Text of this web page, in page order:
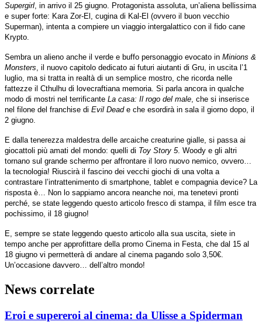
Supergirl, in arrivo il 25 giugno. Protagonista assoluta, un’aliena bellissima
e super forte: Kara Zor-El, cugina di Kal-El (ovvero il buon vecchio
Superman), intenta a compiere un viaggio intergalattico con il fido cane
Krypto.
Sembra un alieno anche il verde e buffo personaggio evocato in Minions &
Monsters, il nuovo capitolo dedicato ai futuri aiutanti di Gru, in uscita l’1
luglio, ma si tratta in realtà di un semplice mostro, che ricorda nelle
fattezze il Cthulhu di lovecraftiana memoria. Si parla ancora in qualche
modo di mostri nel terrificante La casa: Il rogo del male, che si inserisce
nel filone del franchise di Evil Deade che esordirà in sala il giorno dopo, il
2 giugno.
E dalla tenerezza maldestra delle arcaiche creaturine gialle, si passa ai
giocattoli più amati del mondo: quelli di Toy Story 5. Woody e gli altri
tornano sul grande schermo per affrontare il loro nuovo nemico, ovvero…
la tecnologia! Riuscirà il fascino dei vecchi giochi di una volta a
contrastare l’intrattenimento di smartphone, tablet e compagnia device? La
risposta è… Non lo sappiamo ancora neanche noi, ma tenetevi pronti
perché, se state leggendo questo articolo fresco di stampa, il film esce tra
pochissimo, il 18 giugno!
E, sempre se state leggendo questo articolo alla sua uscita, siete in
tempo anche per approfittare della promo Cinema in Festa, che dal 15 al
18 giugno vi permetterà di andare al cinema pagando solo 3,50€.
Un’occasione davvero… dell’altro mondo!
News correlate
Eroi e supereroi al cinema: da Ulisse a Spiderman